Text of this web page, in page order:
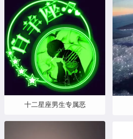
十二星座男生专属恶